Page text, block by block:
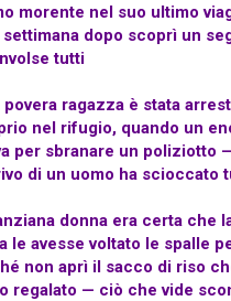
morente nel suo ultimo
settimana dopo scoprì un
tutti
povera ragazza è stata
nel rifugio, quando un
per sbranare un poliziotto
di un uomo ha scioccato
donna era certa che
le avesse voltato le spalle
non aprì il sacco di riso
regalato — ciò che vide